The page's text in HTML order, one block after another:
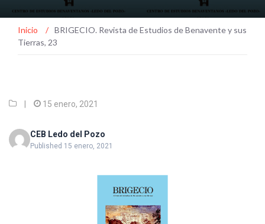
Inicio / BRIGECIO. Revista de Estudios de Benavente y sus
Tierras, 23
| 15 enero, 2021
CEB Ledo del Pozo
Published 15 enero, 2021